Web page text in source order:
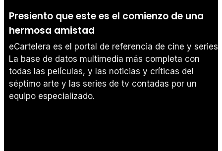
Presiento que este es el comienzo de una
hermosa amistad
eCartelera es el portal de referencia de cine y series.
La base de datos multimedia más completa con
todas las películas, y las noticias y críticas del
séptimo arte y las series de tv contadas por un
equipo especializado.